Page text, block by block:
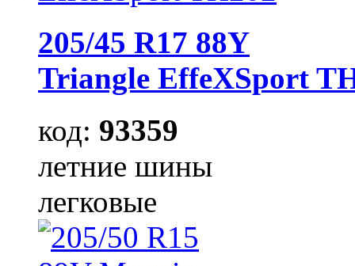
205/45 R17 88Y
Triangle EffeXSport
код: 93359
летние шины
легковые